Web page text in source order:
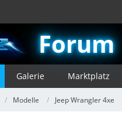
Forum
Galerie Marktplatz
Modelle Jeep Wrangler 4xe